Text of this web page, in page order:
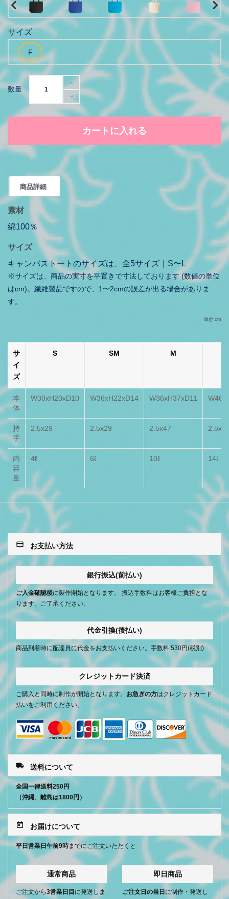
サイズ
数量
カートに入れる
商品詳細
素材
綿100％
サイズ
キャンバストートのサイズは、全5サイズ｜S〜L
※サイズは、商品の実寸を平置きで寸法しております (数値の単位
はcm)。繊維製品ですので、1〜2cmの誤差が出る場合がありま
す。
単位:cm
サ
イ
ズ
S SM M
本
体
W30xH20xD10 W36xH22xD14 W36xH37xD11
持
手
2.5x29 2.5x29 2.5x47
内
容
量
4ℓ 6ℓ 10ℓ 14ℓ
payment お支払い方法
銀行振込(前払い)
ご入金確認後に製作開始となります。 振込手数料はお客様ご負担とな
ります。ご了承ください。
代金引換(後払い)
商品到着時に配達員に代金をお支払いください。手数料:530円(税別)
クレジットカード決済
ご購入と同時に制作が開始となります。 お急ぎの方はクレジットカード
払いをご利用ください。
local_shipping 送料について
全国一律送料250円
（沖縄、離島は1800円）
today お届けについて
平日営業日午前9時までにご注文いただくと
通常商品
ご注文から3営業日目 に発送しま
即日商品
ご注文日の当日 に制作・発送し